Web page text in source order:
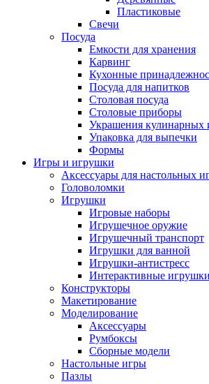
Пластиковые
Свечи
Посуда
Емкости для хранения
Карвинг
Кухонные
Посуда для напитков
Столовая посуда
Столовые приборы
Украшения кулинарных
Упаковка для выпечки
Формы
Игры и игрушки
Аксессуары для настольных
Головоломки
Игрушки
Игровые наборы
Игрушечное оружие
Игрушечный транспорт
Игрушки для ванной
Игрушки-антистресс
Интерактивные игрушки
Конструкторы
Макетирование
Моделирование
Аксессуары
Румбоксы
Сборные модели
Настольные игры
Пазлы